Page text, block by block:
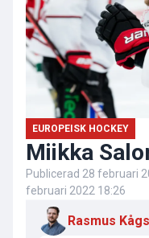
Övrigt
EUROPEISK HOCKEY
Miikka
Publicerad 28 februari
februari 2022 18:26
Rasmus